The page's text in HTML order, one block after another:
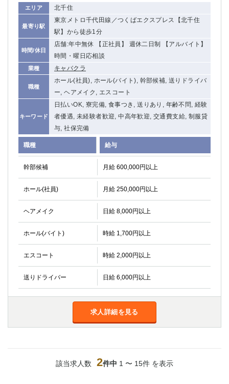
エリア 北千住
最寄り駅
東京メトロ千代田線／つくばエクスプレス【北千住
駅】から徒歩1分
時間/休日
店舗:年中無休 【正社員】 週休二日制 【アルバイト】
時間・曜日応相談
業種 キャバクラ
職種
ホール(社員), ホール(バイト), 幹部候補, 送りドライバ
ー, ヘアメイク, エスコート
キーワード
日払いOK, 寮完備, 食事つき, 送りあり, 年齢不問, 経験
者優遇, 未経験者歓迎, 中高年歓迎, 交通費支給, 制服貸
与, 社保完備
職種 給与
幹部候補 月給 600,000円以上
ホール(社員) 月給 250,000円以上
ヘアメイク 日給 8,000円以上
ホール(バイト) 時給 1,700円以上
エスコート 時給 2,000円以上
送りドライバー 日給 6,000円以上
求人詳細を見る
該当求人数 2件中 1 〜 15件 を表示
元住吉
たまプラーザ
大船
横須賀
桜木町
大宮
川越
所沢
熊谷
獨協大学前＜草加松原＞
北浦和（西口）
春日部
川口
千葉県
成田
千葉
西船橋
佐倉
柏（西口）
木更津
茂原
松戸
八千代台
本八幡
浦安
東武宇都宮（宇都宮西口）